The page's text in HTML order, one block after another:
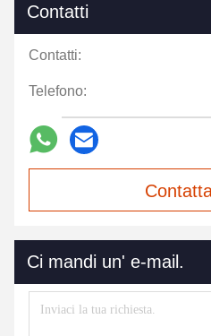
Contatti
Contatti:
Telefono:
Ci mandi un' e-mail.